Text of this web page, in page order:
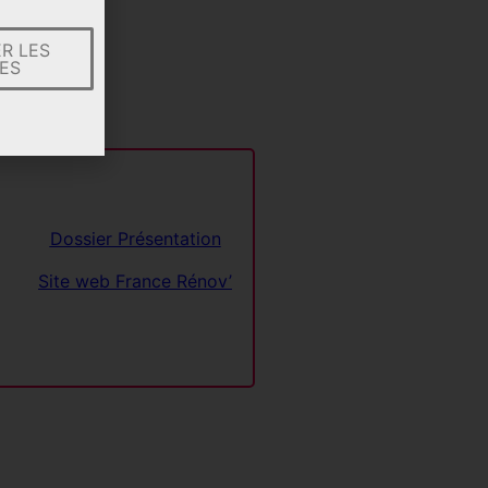
Dossier Présentation
Site web France Rénov’
LES